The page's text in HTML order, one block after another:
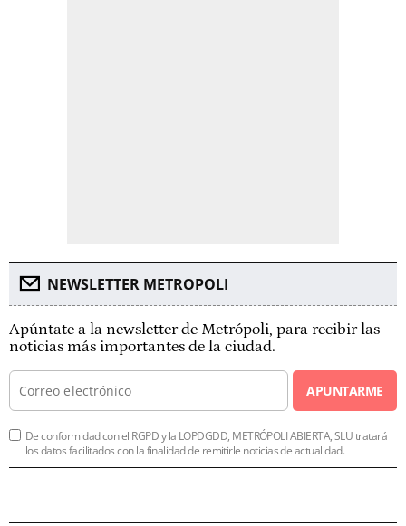
NEWSLETTER METROPOLI
Apúntate a la newsletter de Metrópoli, para recibir las
noticias más importantes de la ciudad.
APUNTARME
De conformidad con el RGPD y la LOPDGDD, METRÓPOLI ABIERTA, SLU tratará
los datos facilitados con la finalidad de remitirle noticias de actualidad.